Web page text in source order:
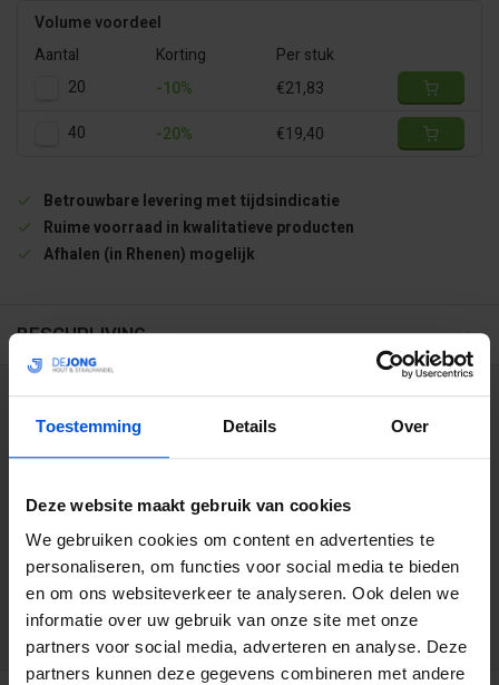
Toestemming Details Over
Deze website maakt gebruik van cookies
We gebruiken cookies om content en advertenties te
personaliseren, om functies voor social media te bieden
en om ons websiteverkeer te analyseren. Ook delen we
informatie over uw gebruik van onze site met onze
partners voor social media, adverteren en analyse. Deze
partners kunnen deze gegevens combineren met andere
Volume voordeel
Aantal
Korting
Per stuk
20
-10%
€21,83
40
-20% €19,40
Betrouwbare levering met tijdsindicatie
Ruime voorraad in kwalitatieve producten
Afhalen (in Rhenen) mogelijk
BESCHRIJVING
WIJ HELPEN JE GRAAG
info@dejonghandelsonderneming.nl
3194 klanten geven ons een 9.1 op